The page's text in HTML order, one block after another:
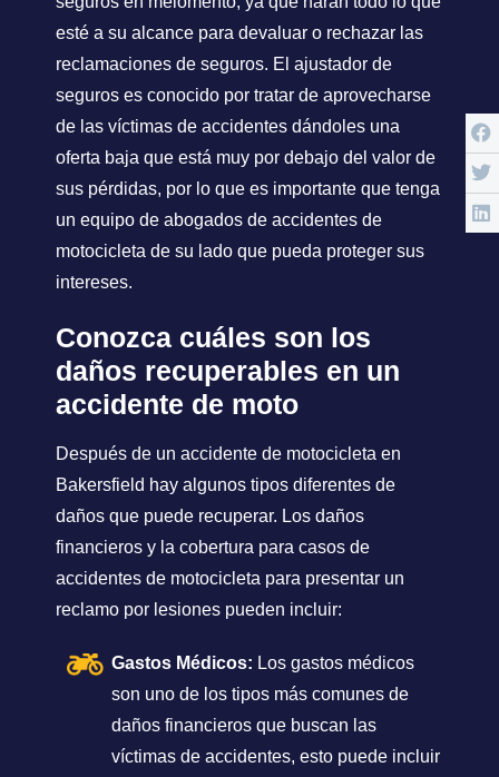
esté a su alcance para devaluar o rechazar las
reclamaciones de seguros. El ajustador de
seguros es conocido por tratar de aprovecharse
de las víctimas de accidentes dándoles una
oferta baja que está muy por debajo del valor de
sus pérdidas, por lo que es importante que tenga
un equipo de abogados de accidentes de
motocicleta de su lado que pueda proteger sus
intereses.
Conozca cuáles son los
daños recuperables en un
accidente de moto
Después de un accidente de motocicleta en
Bakersfield hay algunos tipos diferentes de
daños que puede recuperar. Los daños
financieros y la cobertura para casos de
accidentes de motocicleta para presentar un
reclamo por lesiones pueden incluir:
Gastos Médicos: Los gastos médicos
son uno de los tipos más comunes de
daños financieros que buscan las
víctimas de accidentes, esto puede incluir